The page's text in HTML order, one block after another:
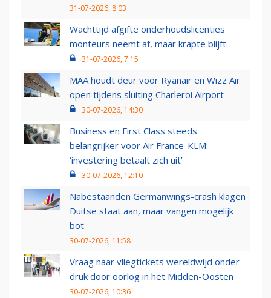
31-07-2026, 8:03
Wachttijd afgifte onderhoudslicenties
monteurs neemt af, maar krapte blijft
31-07-2026, 7:15
MAA houdt deur voor Ryanair en Wizz Air
open tijdens sluiting Charleroi Airport
30-07-2026, 14:30
Business en First Class steeds
belangrijker voor Air France-KLM:
‘investering betaalt zich uit’
30-07-2026, 12:10
Nabestaanden Germanwings-crash klagen
Duitse staat aan, maar vangen mogelijk
bot
30-07-2026, 11:58
Vraag naar vliegtickets wereldwijd onder
druk door oorlog in het Midden-Oosten
30-07-2026, 10:36